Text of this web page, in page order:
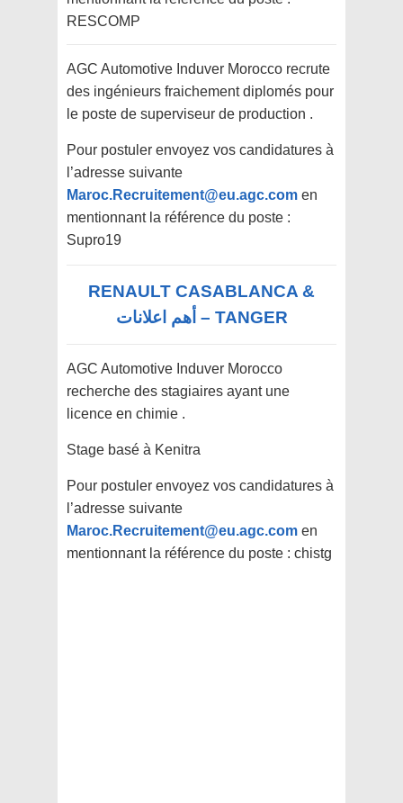
RESCOMP
AGC Automotive Induver Morocco recrute
des ingénieurs fraichement diplomés pour
le poste de superviseur de production .
Pour postuler envoyez vos candidatures à
l’adresse suivante
Maroc.Recruitement@eu.agc.com en
mentionnant la référence du poste :
Supro19
RENAULT CASABLANCA &
TANGER – أهم اعلانات
AGC Automotive Induver Morocco
recherche des stagiaires ayant une
licence en chimie .
Stage basé à Kenitra
Pour postuler envoyez vos candidatures à
l’adresse suivante
Maroc.Recruitement@eu.agc.com en
mentionnant la référence du poste : chistg